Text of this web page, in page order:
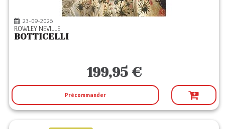
23-09-2026
ROWLEY NEVILLE
BOTTICELLI
199,95 €
Précommander